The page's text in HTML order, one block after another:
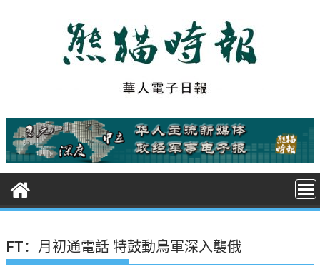
t
FT：月初通電話 特鼓動烏軍深入襲俄